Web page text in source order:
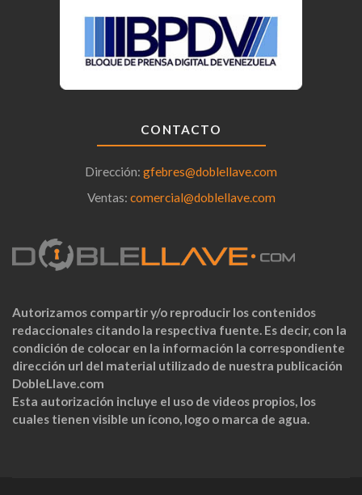
CONTACTO
Dirección: gfebres@doblellave.com
Ventas: comercial@doblellave.com
Autorizamos compartir y/o reproducir los contenidos
redaccionales citando la respectiva fuente. Es decir, con la
condición de colocar en la información la correspondiente
dirección url del material utilizado de nuestra publicación
DobleLlave.com
Esta autorización incluye el uso de videos propios, los
cuales tienen visible un ícono, logo o marca de agua.